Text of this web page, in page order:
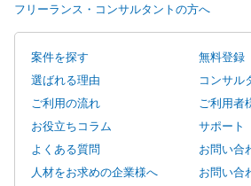
フリーランス・コンサルタントの方へ
案件を探す
無料登録
選ばれる理由
コンサル
ご利用の流れ
ご利用者
お役立ちコラム
サポート
よくある質問
お問い合
人材をお求めの企業様へ
お問い合